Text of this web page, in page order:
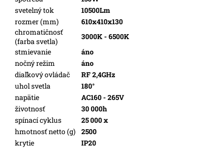
svetelný tok
10500Lm
rozmer (mm)
610x410x130
chromatičnosť
(farba svetla)
3000K - 6500K
stmievanie
áno
nočný režim
áno
diaľkový ovládač
RF 2,4GHz
uhol svetla
180°
napätie
AC160 - 265V
životnosť
30 000h
spínací cyklus
25 000 x
hmotnosť netto (g)
2500
krytie
IP20